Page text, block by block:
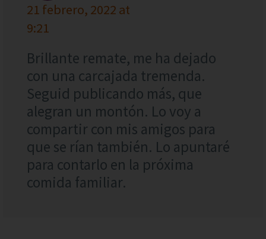
21 febrero, 2022 at
9:21
Brillante remate, me ha dejado
con una carcajada tremenda.
Seguid publicando más, que
alegran un montón. Lo voy a
compartir con mis amigos para
que se rían también. Lo apuntaré
para contarlo en la próxima
comida familiar.